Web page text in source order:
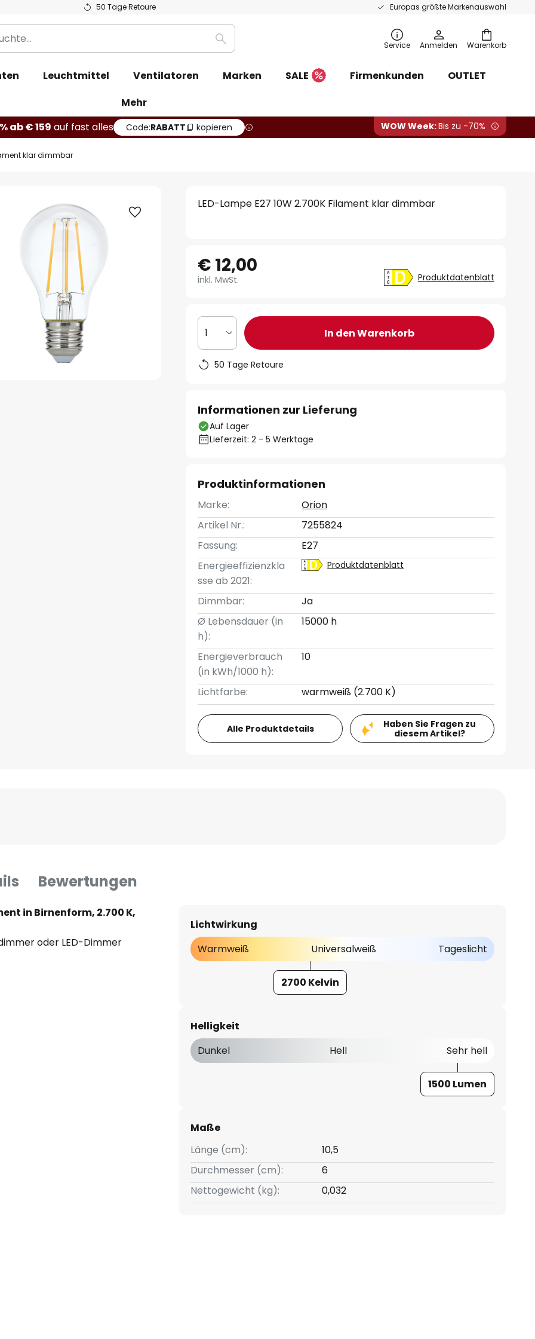
50 Tage Retoure Europas größte Markenauswahl
Warenkorb
Suche Service Anmelden
Leuchtmittel Ventilatoren Marken SALE Firmenkunden
OUTLET
Mehr
ab € 159 auf fast alles Code:RABATT kopieren WOW Week:Bis zu -70%
klar dimmbar
LED-Lampe E27 10W 2.700K Filament klar dimmbar
€ 12,00
inkl. MwSt. Produktdatenblatt
1 In den Warenkorb
50 Tage Retoure
Informationen zur Lieferung
Auf Lager
Lieferzeit: 2 - 5 Werktage
Produktinformationen
Marke:
Orion
Artikel Nr.:
7255824
Fassung:
E27
Energieeffizienzkla
sse ab 2021:
Produktdatenblatt
Dimmbar:
Ja
Ø Lebensdauer (in
h):
15000 h
Energieverbrauch
(in kWh/1000 h):
10
Lichtfarbe: warmweiß (2.700 K)
Alle Produktdetails
Haben Sie Fragen zu
diesem Artikel?
Bewertungen
in Birnenform, 2.700 K,
oder LED-Dimmer
Lichtwirkung
Warmweiß
Universalweiß Tageslicht
2700 Kelvin
Helligkeit
Dunkel
Hell Sehr hell
1500 Lumen
Maße
Länge (cm):
10,5
Durchmesser (cm):
6
Nettogewicht (kg):
0,032